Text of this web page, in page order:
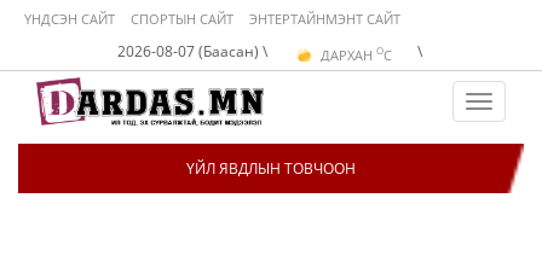
ҮНДСЭН САЙТ СПОРТЫН САЙТ ЭНТЕРТАЙНМЭНТ САЙТ
2026-08-07 (Баасан) \ ДАРХАН OC
ЭРДЭНЭТ C
\
Toggle
ҮЙЛ ЯВДЛЫН ТОВЧООН